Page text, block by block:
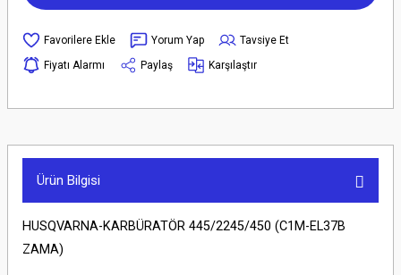
Yorum Yap
Tavsiye Et
Fiyatı Alarmı
Paylaş Karşılaştır
Ürün Bilgisi
HUSQVARNA-KARBÜRATÖR 445/2245/450 (C1M-EL37B
ZAMA)